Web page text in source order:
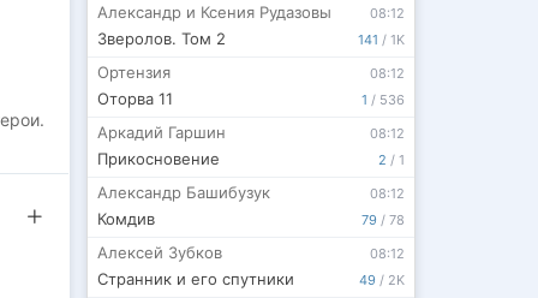
141 / 1K
08:12
Александр и Ксения Рудазовы
Зверолов. Том 2
1 / 536
08:12
Ортензия
Оторва 11
2 / 1
08:12
Аркадий Гаршин
Прикосновение
79 / 78
08:12
Александр Башибузук
Комдив
49 / 2K
08:12
Алексей Зубков
Странник и его спутники